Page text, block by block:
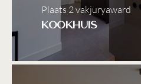
Plaats 2 vakjuryaward
Kookhuis